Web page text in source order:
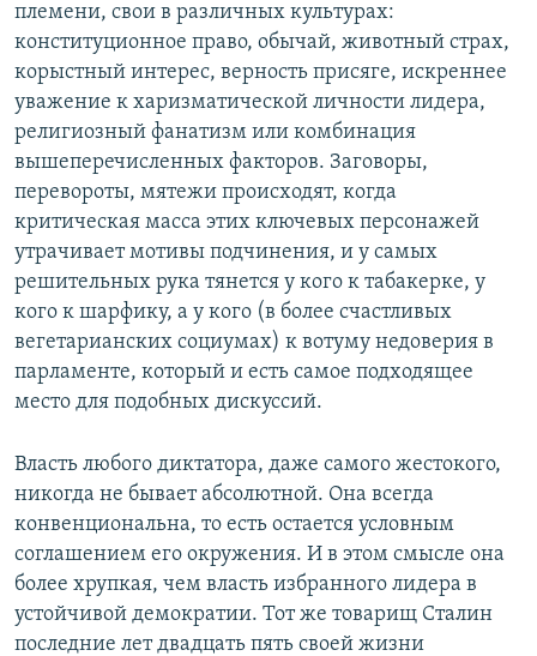
племени, свои в различных культурах:
конституционное право, обычай, животный страх,
корыстный интерес, верность присяге, искреннее
уважение к харизматической личности лидера,
религиозный фанатизм или комбинация
вышеперечисленных факторов. Заговоры,
перевороты, мятежи происходят, когда
критическая масса этих ключевых персонажей
утрачивает мотивы подчинения, и у самых
решительных рука тянется у кого к табакерке, у
кого к шарфику, а у кого (в более счастливых
вегетарианских социумах) к вотуму недоверия в
парламенте, который и есть самое подходящее
место для подобных дискуссий.
Власть любого диктатора, даже самого жестокого,
никогда не бывает абсолютной. Она всегда
конвенциональна, то есть остается условным
соглашением его окружения. И в этом смысле она
более хрупкая, чем власть избранного лидера в
устойчивой демократии. Тот же товарищ Сталин
последние лет двадцать пять своей жизни